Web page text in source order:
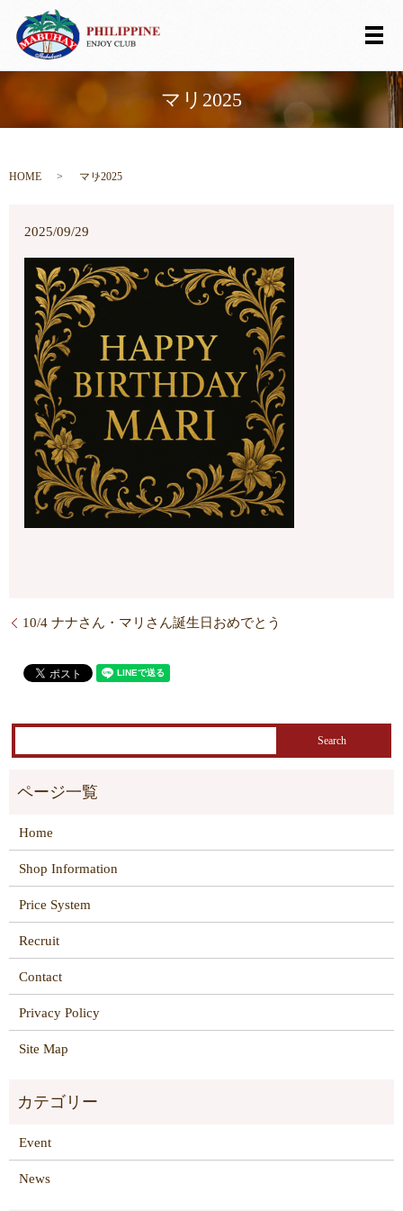
メ
マリ2025
HOME マリ2025
2025/09/29
10/4 ナナさん・マリさん誕生日おめでとう
Home
Shop Information
Price System
Recruit
Contact
Privacy Policy
Site Map
Event
News